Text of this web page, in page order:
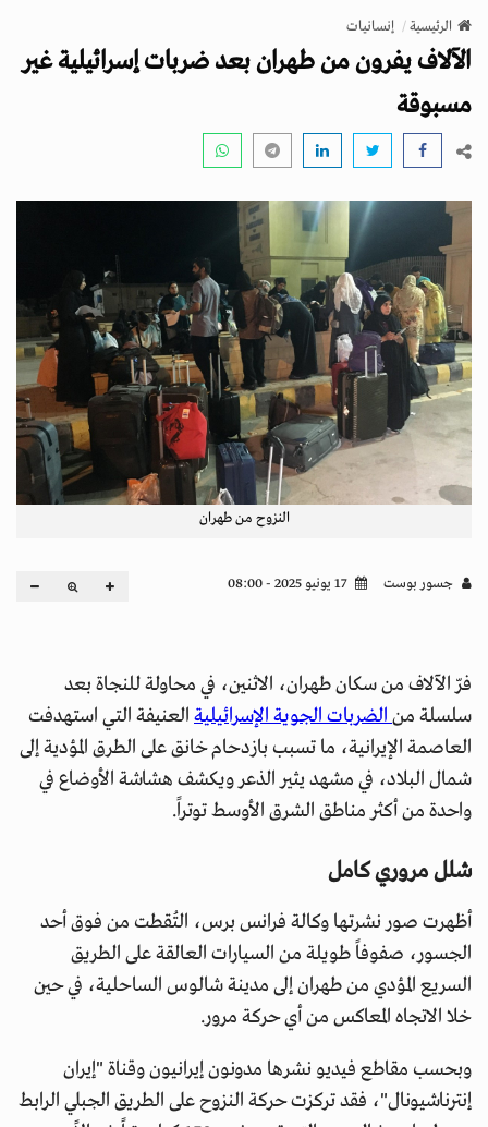
v
i
g
n
الرئيسية إنسانيات
الآلاف يفرون من طهران بعد ضربات إسرائيلية غير
مسبوقة
النزوح من طهران
جسور بوست 17 يونيو 2025 - 08:00
فرّ الآلاف من سكان طهران، الاثنين، في محاولة للنجاة بعد
سلسلة منالضربات الجوية الإسرائيلية العنيفة التي استهدفت
العاصمة الإيرانية، ما تسبب بازدحام خانق على الطرق المؤدية إلى
شمال البلاد، في مشهد يثير الذعر ويكشف هشاشة الأوضاع في
واحدة من أكثر مناطق الشرق الأوسط توتراً.
شلل مروري كامل
أظهرت صور نشرتها وكالة فرانس برس، التُقطت من فوق أحد
الجسور، صفوفاً طويلة من السيارات العالقة على الطريق
السريع المؤدي من طهران إلى مدينة شالوس الساحلية، في حين
خلا الاتجاه المعاكس من أي حركة مرور.
وبحسب مقاطع فيديو نشرها مدونون إيرانيون وقناة "إيران
إنترناشيونال"، فقد تركزت حركة النزوح على الطريق الجبلي الرابط